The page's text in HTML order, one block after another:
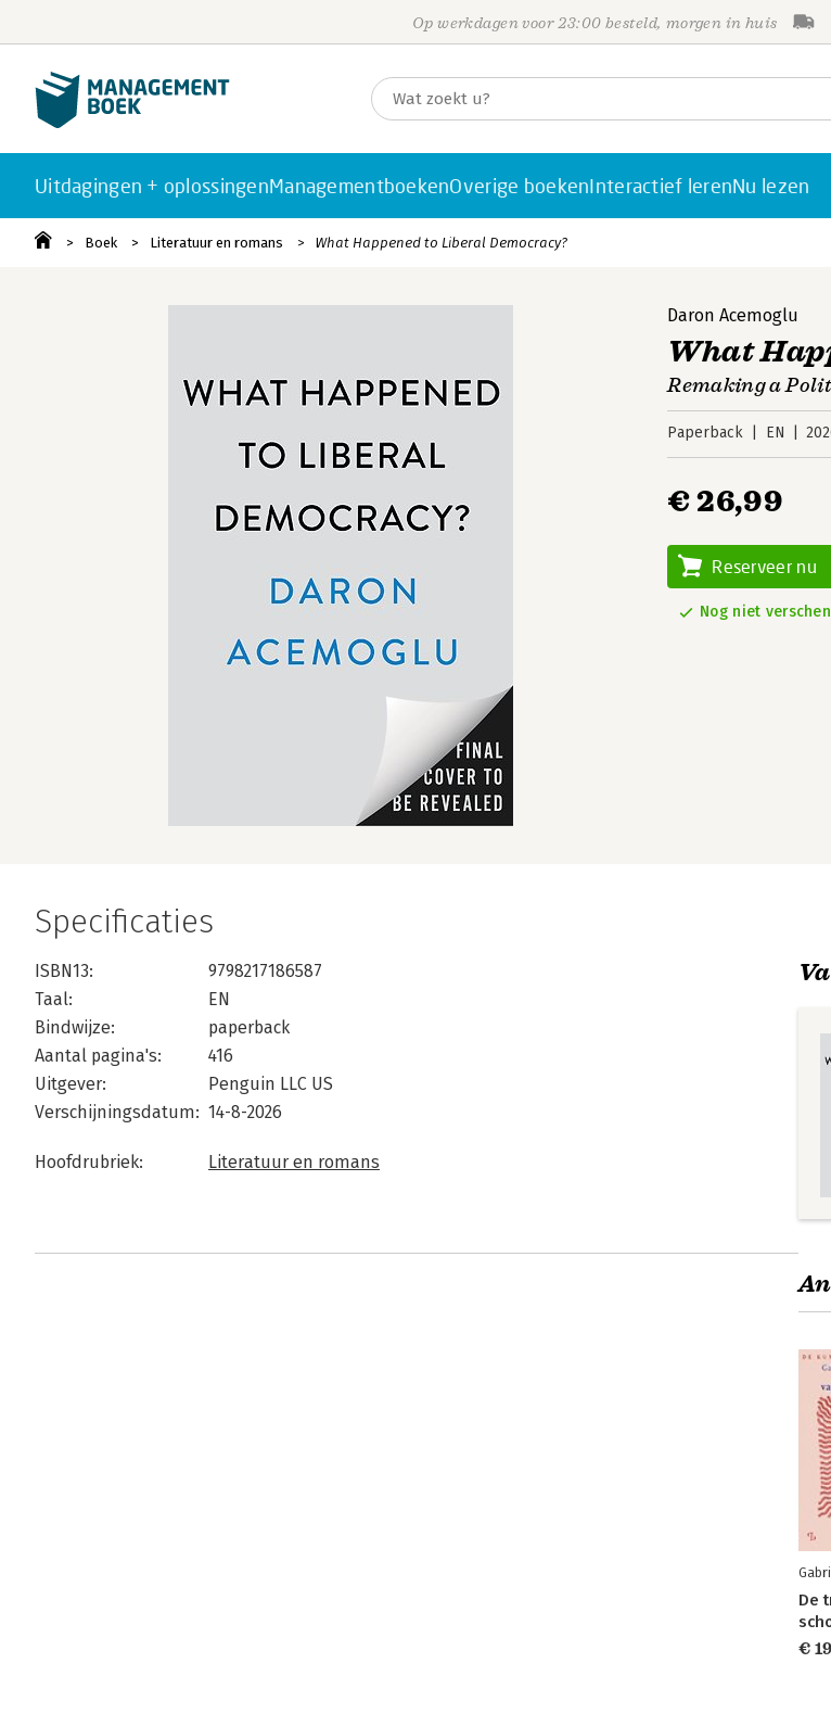
Op werkdagen voor 23:00 besteld, morgen in huis
Uitdagingen + oplossingenManagementboekenOverige boekenInteractief lerenNu lezen
Boek Literatuur en romans What Happened to Liberal Democracy?
Daron Acemoglu
What
Remaking a
Paperback EN
€ 26,99
Reserveer nu
Nog niet
Specificaties
ISBN13:
9798217186587
Taal:
EN
Bindwijze:
paperback
Aantal pagina's:
416
Uitgever:
Penguin LLC US
Verschijningsdatum: 14-8-2026
Hoofdrubriek: Literatuur en romans
De
€